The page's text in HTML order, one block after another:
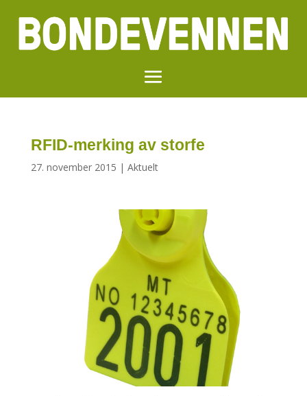
RFID-merking av storfe
27. november 2015 | Aktuelt